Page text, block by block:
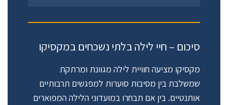
סיכום – חיי לילה בלתי נשכחים במקסיקו
מקסיקו מציעה חוויית לילה מגוונת ומרתקת
שמשלבת בין מסיבות סוערות למפגשים תרבותיים
אותנטיים. בין אם תבחרו במועדוני הלילה המפוארים